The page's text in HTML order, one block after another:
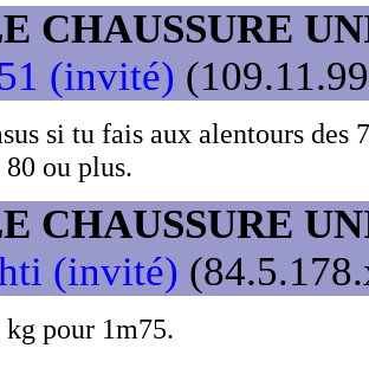
CHAUSSURE
(invité)
si tu fais aux alentours des
ou plus.
CHAUSSURE
(invité)
kg pour 1m75.